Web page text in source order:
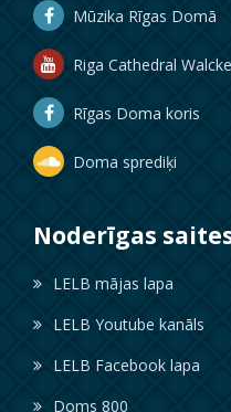
Mūzika Rīgas Domā
Riga Cathedral
Rīgas Doma koris
Doma sprediķi
Noderīgas
LELB mājas lapa
LELB Youtube kanāls
LELB Facebook lapa
Doms 800